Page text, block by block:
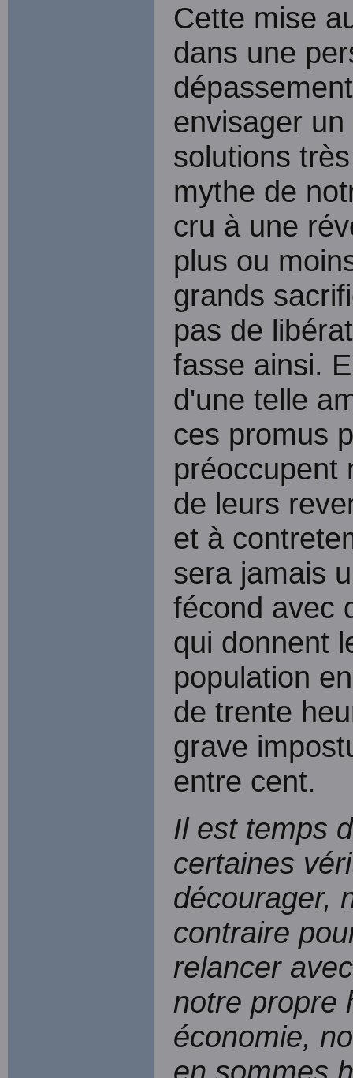
Cette mise
dans une
envisager
solutions
mythe de
cru à une
plus ou
grands
pas de
fasse ainsi.
d'une telle
ces promus
préoccupent
de leurs
et à
sera jamais
fécond avec
qui donnent
population
de trente
grave
entre cent.
Il est temps
certaines
décourager,
contraire
relancer
notre propre
économie,